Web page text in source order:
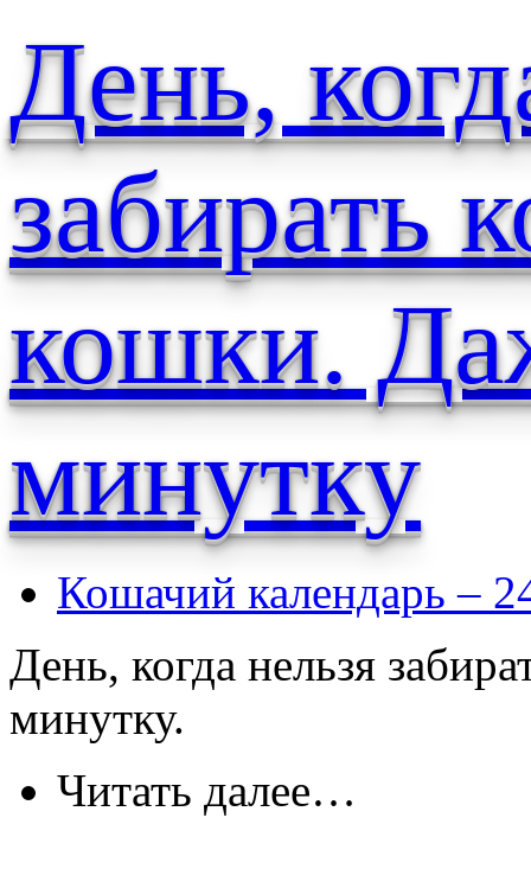
День,
забирать
кошки.
минутку
Кошачий календарь –
День, когда нельзя
минутку.
Читать далее…